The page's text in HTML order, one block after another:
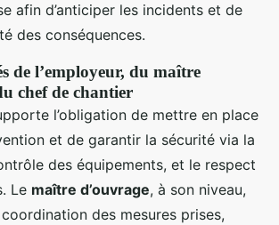
afin d’anticiper les incidents et de
des conséquences.
de l’employeur, du maître
chef de chantier
l’obligation de mettre en place
et de garantir la sécurité via la
des équipements, et le respect
Le maître d’ouvrage, à son niveau,
des mesures prises,